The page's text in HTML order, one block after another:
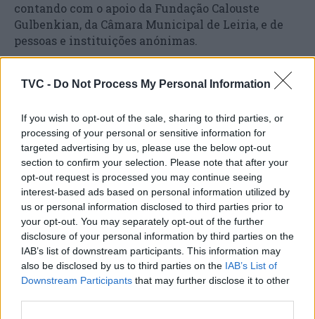
TVC - Do Not Process My Personal Information
If you wish to opt-out of the sale, sharing to third parties, or
processing of your personal or sensitive information for
targeted advertising by us, please use the below opt-out
section to confirm your selection. Please note that after your
opt-out request is processed you may continue seeing
interest-based ads based on personal information utilized by
us or personal information disclosed to third parties prior to
your opt-out. You may separately opt-out of the further
disclosure of your personal information by third parties on the
IAB’s list of downstream participants. This information may
also be disclosed by us to third parties on the IAB’s List of
Downstream Participants that may further disclose it to other
contando com o apoio da Fundação Calouste
Gulbenkian, da Câmara Municipal de Leiria, e de
pessoas e instituições anónimas.
O Estabelecimento Prisional de Leiria – Jovens
destina-se ao internamento de reclusos jovens
permanência até aos 25 anos, segundo o sítio na
Internet da Direção-Geral de Reinserção e Serviços
Prisionais.